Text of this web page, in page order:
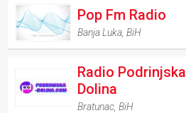
Pop Fm Radio
Banja Luka ,BiH
Radio Podrinjska
Dolina
Bratunac ,BiH